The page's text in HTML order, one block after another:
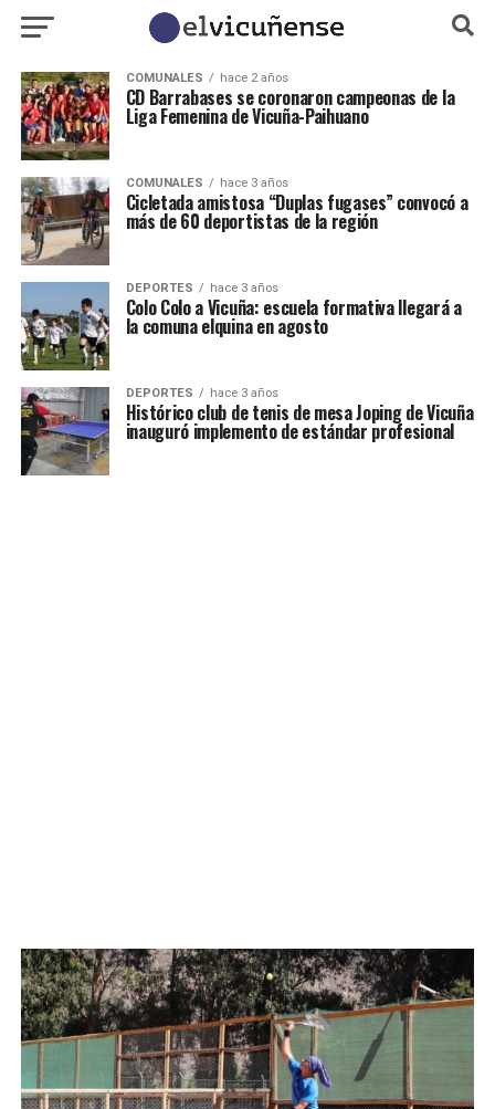
COMUNALES hace 2 años
CD Barrabases se coronaron campeonas de la
Liga Femenina de Vicuña-Paihuano
COMUNALES hace 3 años
Cicletada amistosa “Duplas fugases” convocó a
más de 60 deportistas de la región
DEPORTES hace 3 años
Colo Colo a Vicuña: escuela formativa llegará a
la comuna elquina en agosto
DEPORTES hace 3 años
Histórico club de tenis de mesa Joping de Vicuña
inauguró implemento de estándar profesional